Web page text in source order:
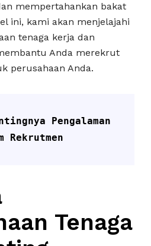
mempertahankan bakat
ini, kami akan menjelajahi
tenaga kerja dan
Anda merekrut
perusahaan Anda.
Pengalaman
Rekrutmen
Tenaga